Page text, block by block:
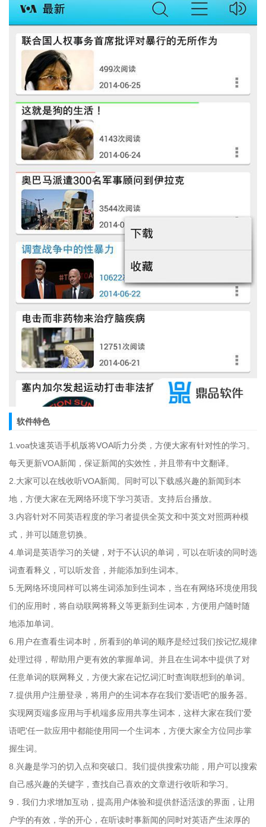
软件特色
1.voa快速英语手机版将VOA听力分类，方便大家有针对性的学习。
每天更新VOA新闻，保证新闻的实效性，并且带有中文翻译。
2.大家可以在线收听VOA新闻。同时可以下载感兴趣的新闻到本
地，方便大家在无网络环境下学习英语。支持后台播放。
3.内容针对不同英语程度的学习者提供全英文和中英文对照两种模
式，并可以随意切换。
4.单词是英语学习的关键，对于不认识的单词，可以在听读的同时选
词查看释义，可以听发音，并能添加到生词本。
5.无网络环境同样可以将生词添加到生词本，当在有网络环境使用我
们的应用时，将自动联网将释义等更新到生词本，方便用户随时随
地添加单词。
6.用户在查看生词本时，所看到的单词的顺序是经过我们按记忆规律
处理过得，帮助用户更有效的掌握单词。并且在生词本中提供了对
任意单词的联网释义，方便大家在记忆词汇时查询联想到的单词。
7.提供用户注册登录，将用户的生词本存在我们'爱语吧'的服务器。
实现网页端多应用与手机端多应用共享生词本，这样大家在我们'爱
语吧'任一款应用中都能使用同一个生词本，方便大家全方位同步掌
握生词。
8.兴趣是学习的切入点和突破口。我们提供搜索功能，用户可以搜索
自己感兴趣的关键字，查找自己喜欢的文章进行收听和学习。
9．我们力求增加互动，提高用户体验和提供舒适活泼的界面，让用
户学的有效，学的开心，在听读时事新闻的同时对英语产生浓厚的